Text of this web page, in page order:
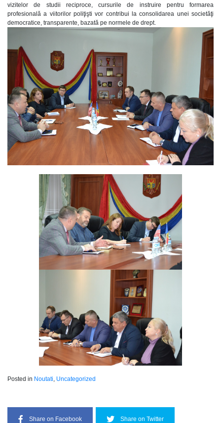
vizitelor de studii reciproce, cursurile de instruire pentru formarea
profesională a viitorilor poliţişti vor contribui la consolidarea unei societăţi
democratice, transparente, bazată pe normele de drept.
Posted in Noutati Uncategorized
Share on Facebook Share on Twitter